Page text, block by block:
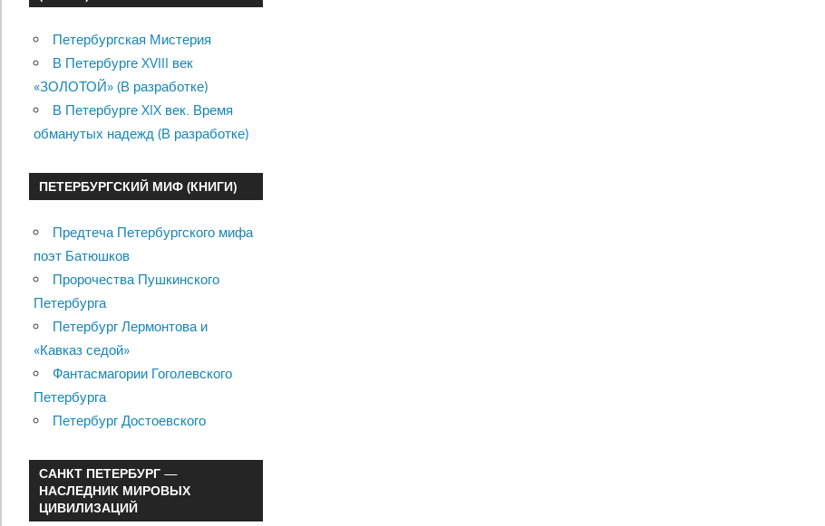
Петербургская Мистерия
В Петербурге XVIII век
«ЗОЛОТОЙ» (В разработке)
В Петербурге XIX век. Время
обманутых надежд (В разработке)
ПЕТЕРБУРГСКИЙ МИФ (КНИГИ)
Предтеча Петербургского мифа
поэт Батюшков
Пророчества Пушкинского
Петербурга
Петербург Лермонтова и
«Кавказ седой»
Фантасмагории Гоголевского
Петербурга
Петербург Достоевского
САНКТ ПЕТЕРБУРГ —
НАСЛЕДНИК МИРОВЫХ
ЦИВИЛИЗАЦИЙ